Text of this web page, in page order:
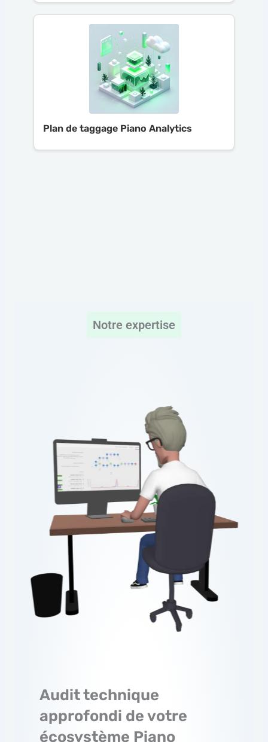
Plan de taggage Piano Analytics
Notre expertise
Audit technique
approfondi de votre
écosystème Piano